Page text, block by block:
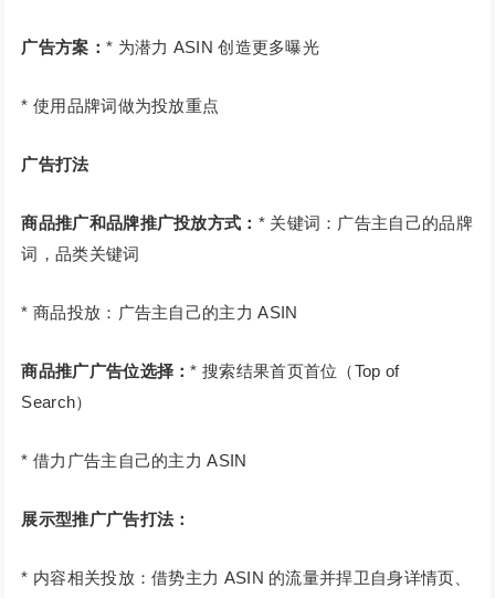
广告方案： * 为潜力 ASIN 创造更多曝光
* 使用品牌词做为投放重点
广告打法
商品推广和品牌推广投放方式： * 关键词：广告主自己的品牌
词，品类关键词
* 商品投放：广告主自己的主力 ASIN
商品推广广告位选择：* 搜索结果首页首位（Top of
Search）
* 借力广告主自己的主力 ASIN
展示型推广广告打法：
* 内容相关投放：借势主力 ASIN 的流量并捍卫自身详情页、